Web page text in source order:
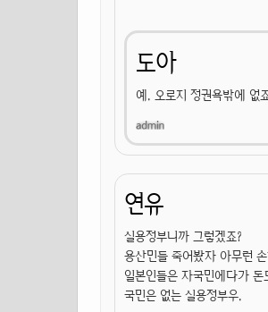
도아
예. 오로지 정권욕밖에 없
연유
실용정부니까 그렇겠죠?
용산민들 죽어봤자 아무런
일본인들은 자국민에다가 돈
국민은 없는 실용정부우.